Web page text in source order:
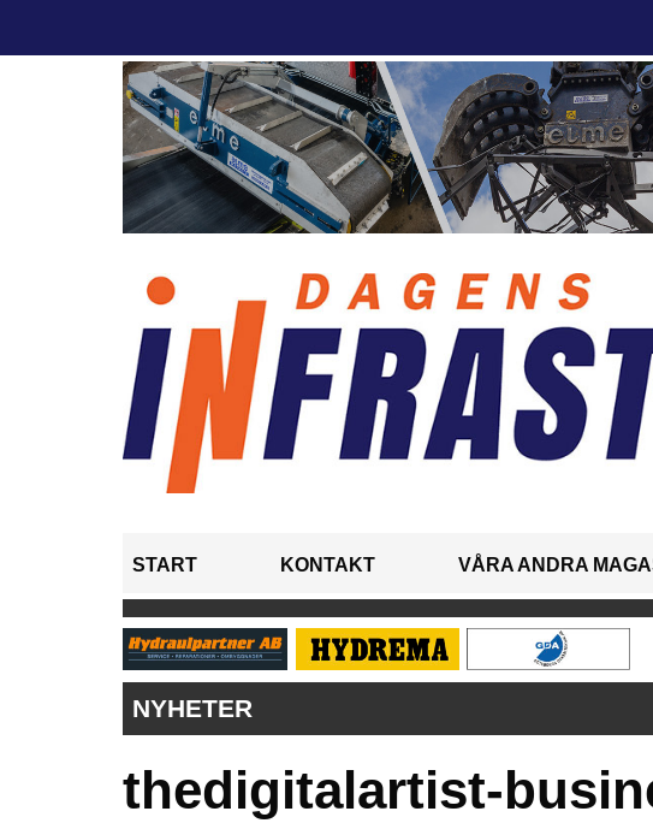
START KONTAKT VÅRA ANDRA
NYHETER
thedigitalartist-